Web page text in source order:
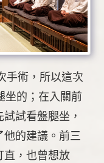
手術，所以這次
坐的；在入關前
試看盤腿坐，
他的建議。前三
直，也曾想放